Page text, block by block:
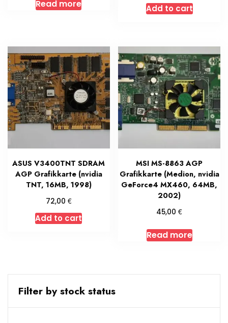
Read more Add to cart
ASUS V3400TNT SDRAM
AGP Grafikkarte (nvidia
TNT, 16MB, 1998)
72,00 €
Add to cart
MSI MS-8863 AGP
Grafikkarte (Medion, nvidia
GeForce4 MX460, 64MB,
2002)
45,00€
Read more
Filter by stock status